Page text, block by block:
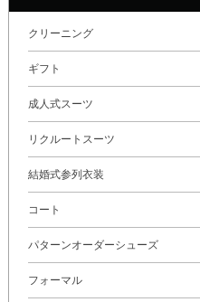
クリーニング
ギフト
成人式スーツ
リクルートスーツ
結婚式参列衣装
コート
パターンオーダーシューズ
フォーマル